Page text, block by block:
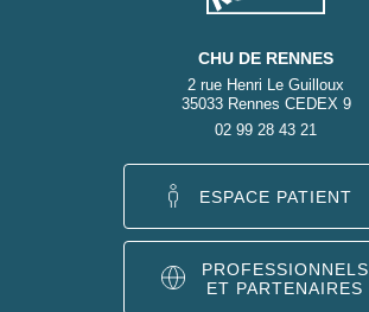
CHU DE RENNES
2 rue Henri Le Guilloux
35033 Rennes CEDEX 9
02 99 28 43 21
ESPACE PATIENT
PROFESSIONNELS
ET PARTENAIRES